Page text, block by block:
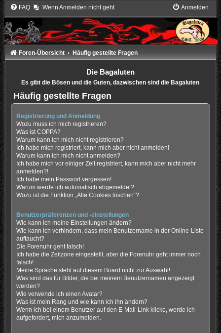
FAQ Wenn Anmelden nicht geht Anmelden
Foren-Übersicht Häufig gestellte Fragen
Die Bagaluten
Es gibt die Bösen und die Guten, dazwischen sind die Bagaluten
Häufig gestellte Fragen
Registrierung und Anmeldung
Wozu muss ich mich registrieren?
Was ist COPPA?
Warum kann ich mich nicht registrieren?
Ich habe mich registriert, kann mich aber nicht anmelden!
Warum kann ich mich nicht anmelden?
Ich habe mich vor einiger Zeit registriert, kann mich aber nicht mehr
anmelden?!
Ich habe mein Passwort vergessen!
Warum werde ich automatisch abgemeldet?
Wozu ist die Funktion „Alle Cookies löschen“?
Benutzerpräferenzen und -einstellungen
Wie kann ich meine Einstellungen ändern?
Wie kann ich verhindern, dass mein Benutzername in der Online-Liste
auftaucht?
Die Forenuhr geht falsch!
Ich habe die Zeitzone eingestellt, aber die Forenuhr geht immer noch
falsch!
Meine Sprache steht auf diesem Board nicht zur Auswahl!
Was sind das für Bilder, die bei meinem Benutzernamen angezeigt
werden?
Wie verwende ich einen Avatar?
Was ist mein Rang und wie kann ich ihn ändern?
Wenn ich bei einem Benutzer auf den E-Mail-Link klicke, werde ich
aufgefordert, mich anzumelden.